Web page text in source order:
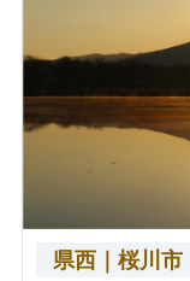
県西｜桜川市